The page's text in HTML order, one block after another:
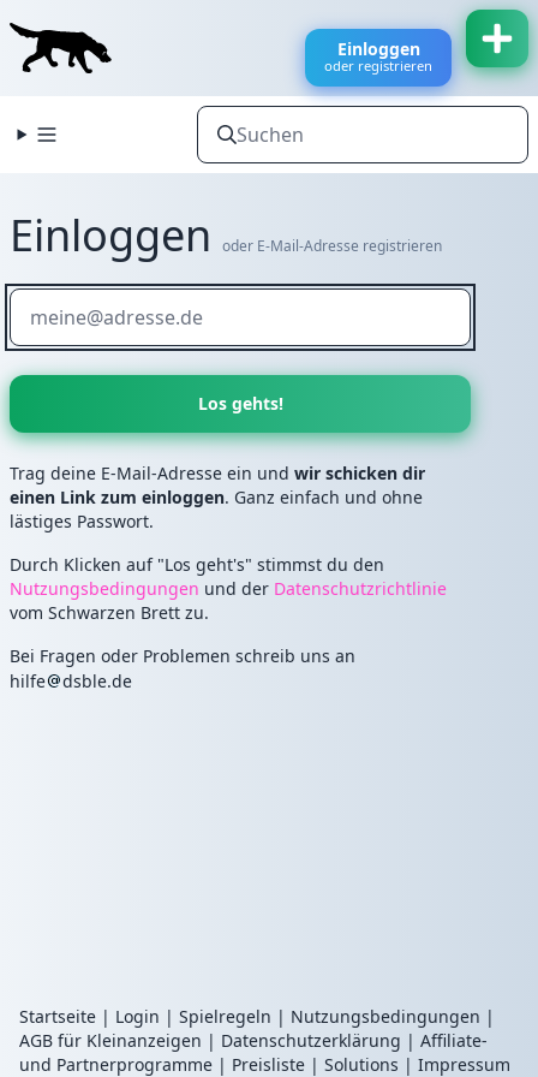
Einloggen
oder registrieren
Einloggen oder E-Mail-Adresse registrieren
Trag deine E-Mail-Adresse ein und wir schicken dir
einen Link zum einloggen. Ganz einfach und ohne
lästiges Passwort.
Durch Klicken auf "Los geht's" stimmst du den
Nutzungsbedingungen und der Datenschutzrichtlinie
vom Schwarzen Brett zu.
Bei Fragen oder Problemen schreib uns an
hilfe
dsble.de
Startseite | Login | Spielregeln | Nutzungsbedingungen |
AGB für Kleinanzeigen | Datenschutzerklärung | Affiliate-
und Partnerprogramme | Preisliste | Solutions | Impressum